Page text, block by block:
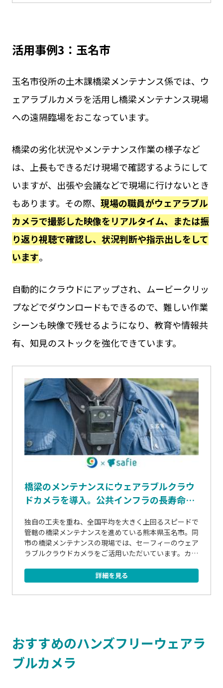
活用事例3：玉名市
玉名市役所の土木課橋梁メンテナンス係では、ウ
ェアラブルカメラを活用し橋梁メンテナンス現場
への遠隔臨場をおこなっています。
橋梁の劣化状況やメンテナンス作業の様子など
は、上長もできるだけ現場で確認するようにして
いますが、出張や会議などで現場に行けないとき
もあります。その際、 現場の職員がウェアラブル
カメラで撮影した映像をリアルタイム、または振
り返り視聴で確認し、状況判断や指示出しをして
います。
自動的にクラウドにアップされ、ムービークリッ
プなどでダウンロードもできるので、難しい作業
シーンも映像で残せるようになり、教育や情報共
有、知見のストックを強化できています。
橋梁のメンテナンスにウェアラブルクラウ
ドカメラを導入。公共インフラの長寿命化
独自の工夫を重ね、全国平均を大きく上回るスピードで
管轄の橋梁メンテナンスを進めている熊本県玉名市。同
市の橋梁メンテナンスの現場では、セーフィーのウェア
ラブルクラウドカメラをご活用いただいています。カメ
詳細を見る
おすすめのハンズフリーウェアラ
ブルカメラ